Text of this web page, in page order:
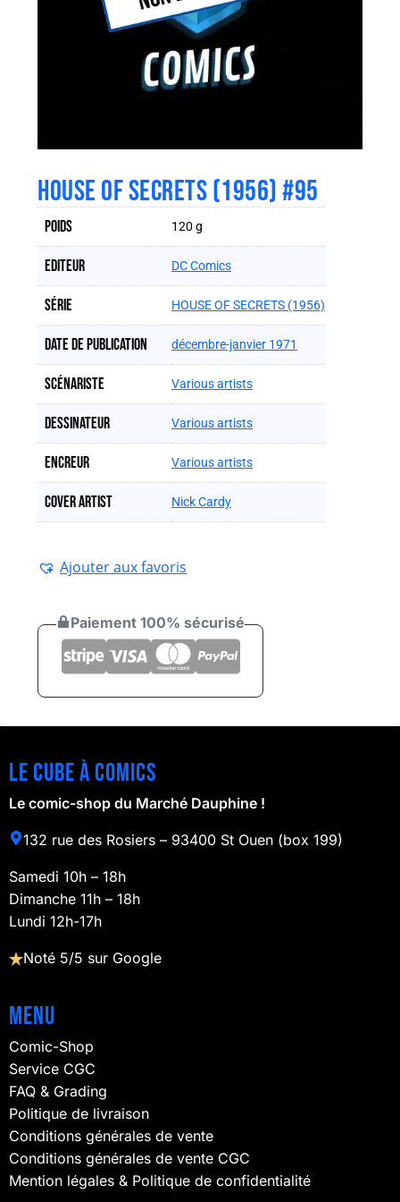
HOUSE OF SECRETS (1956) #95
Poids 120 g
Editeur DC Comics
Série HOUSE OF SECRETS (1956)
Date de publication décembre-janvier 1971
Scénariste Various artists
Dessinateur Various artists
Encreur Various artists
Cover artist Nick Cardy
Ajouter aux favoris
Paiement 100% sécurisé
Le cube à comics
Le comic-shop du Marché Dauphine !
132 rue des Rosiers – 93400 St Ouen (box 199)
Samedi 10h – 18h
Dimanche 11h – 18h
Lundi 12h-17h
Noté 5/5 sur Google
Menu
Comic-Shop
Service CGC
FAQ & Grading
Politique de livraison
Conditions générales de vente
Conditions générales de vente CGC
Mention légales & Politique de confidentialité